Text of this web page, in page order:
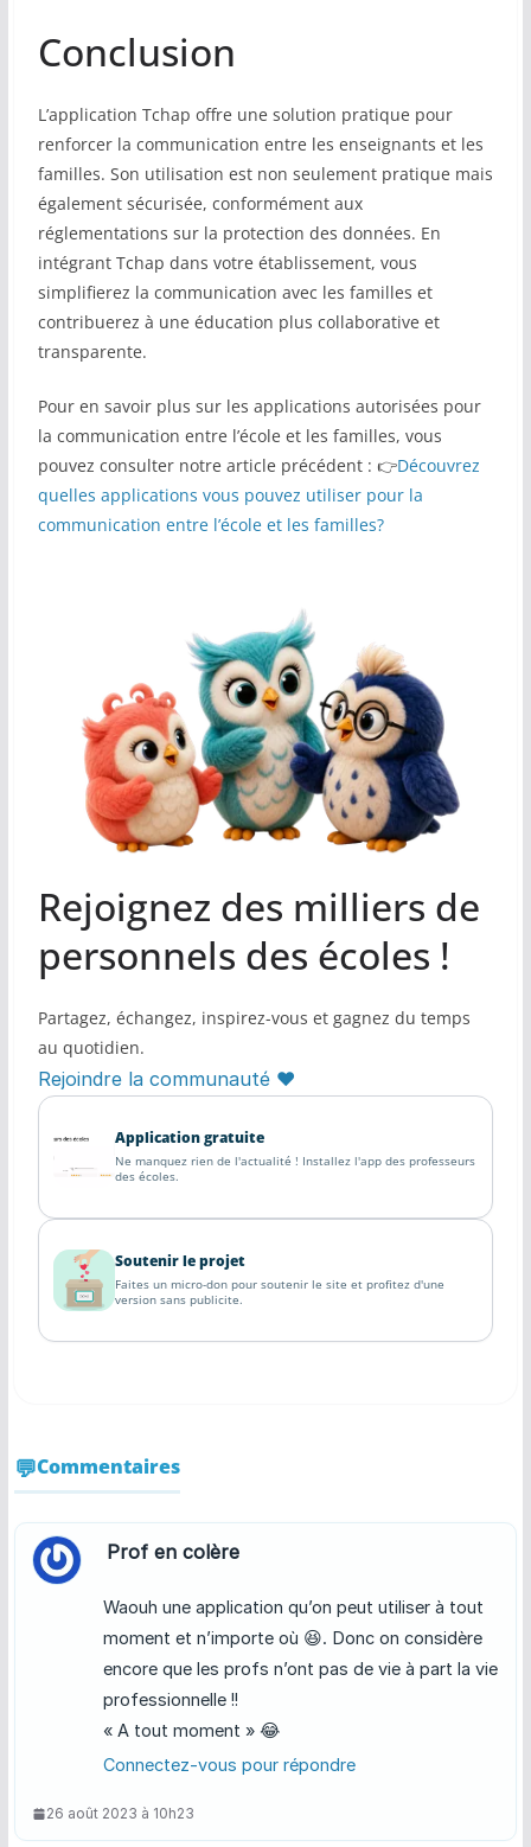
Conclusion
L’application Tchap offre une solution pratique pour
renforcer la communication entre les enseignants et les
familles. Son utilisation est non seulement pratique mais
également sécurisée, conformément aux
réglementations sur la protection des données. En
intégrant Tchap dans votre établissement, vous
simplifierez la communication avec les familles et
contribuerez à une éducation plus collaborative et
transparente.
Pour en savoir plus sur les applications autorisées pour
la communication entre l’école et les familles, vous
pouvez consulter notre article précédent : 👉Découvrez
quelles applications vous pouvez utiliser pour la
communication entre l’école et les familles?
Rejoignez des milliers de
personnels des écoles !
Partagez, échangez, inspirez-vous et gagnez du temps
au quotidien.
Rejoindre la communauté ♥
Application gratuite
Ne manquez rien de l'actualité ! Installez l'app des professeurs
des écoles.
Soutenir le projet
Faites un micro-don pour soutenir le site et profitez d'une
version sans publicite.
Commentaires
Prof en colère
Waouh une application qu’on peut utiliser à tout
moment et n’importe où 😆. Donc on considère
encore que les profs n’ont pas de vie à part la vie
professionnelle !!
« A tout moment » 😂
Connectez-vous pour répondre
26 août 2023 à 10h23